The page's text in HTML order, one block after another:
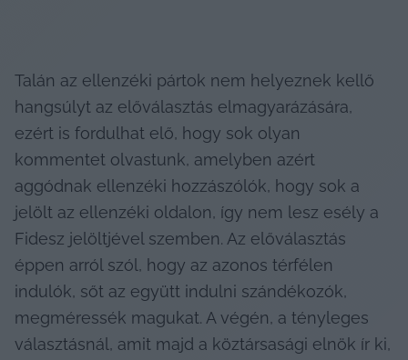
Talán az ellenzéki pártok nem helyeznek kellő
hangsúlyt az előválasztás elmagyarázására,
ezért is fordulhat elő, hogy sok olyan
kommentet olvastunk, amelyben azért
aggódnak ellenzéki hozzászólók, hogy sok a
jelölt az ellenzéki oldalon, így nem lesz esély a
Fidesz jelöltjével szemben. Az előválasztás
éppen arról szól, hogy az azonos térfélen
indulók, sőt az együtt indulni szándékozók,
megméressék magukat. A végén, a tényleges
választásnál, amit majd a köztársasági elnök ír ki,